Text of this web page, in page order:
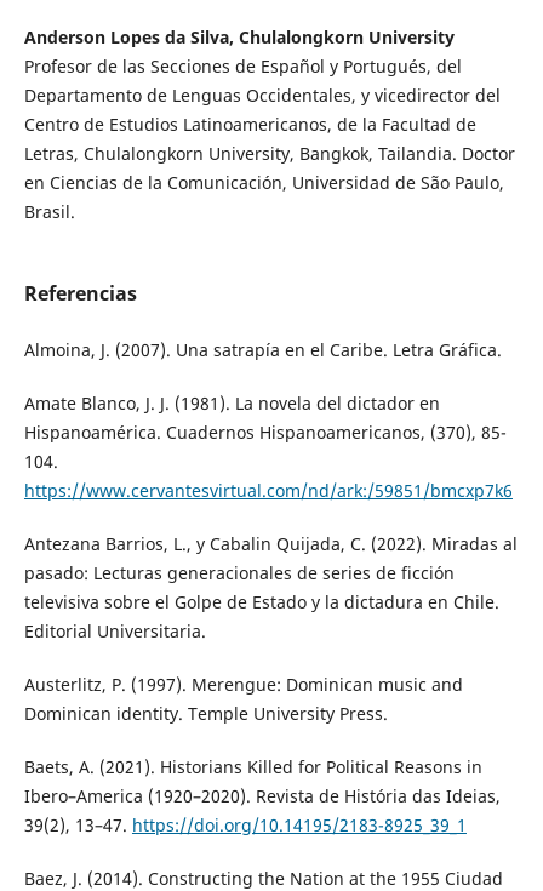
Anderson Lopes da Silva, Chulalongkorn University
Profesor de las Secciones de Español y Portugués, del
Departamento de Lenguas Occidentales, y vicedirector del
Centro de Estudios Latinoamericanos, de la Facultad de
Letras, Chulalongkorn University, Bangkok, Tailandia. Doctor
en Ciencias de la Comunicación, Universidad de São Paulo,
Brasil.
Referencias
Almoina, J. (2007). Una satrapía en el Caribe. Letra Gráfica.
Amate Blanco, J. J. (1981). La novela del dictador en
Hispanoamérica. Cuadernos Hispanoamericanos, (370), 85-
104.
https://www.cervantesvirtual.com/nd/ark:/59851/bmcxp7k6
Antezana Barrios, L., y Cabalin Quijada, C. (2022). Miradas al
pasado: Lecturas generacionales de series de ficción
televisiva sobre el Golpe de Estado y la dictadura en Chile.
Editorial Universitaria.
Austerlitz, P. (1997). Merengue: Dominican music and
Dominican identity. Temple University Press.
Baets, A. (2021). Historians Killed for Political Reasons in
Ibero–America (1920–2020). Revista de História das Ideias,
39(2), 13–47. https://doi.org/10.14195/2183-8925_39_1
Baez, J. (2014). Constructing the Nation at the 1955 Ciudad